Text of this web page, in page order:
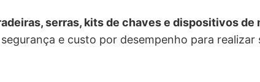
serras, kits de chaves e dispositivos de
e custo por desempenho para